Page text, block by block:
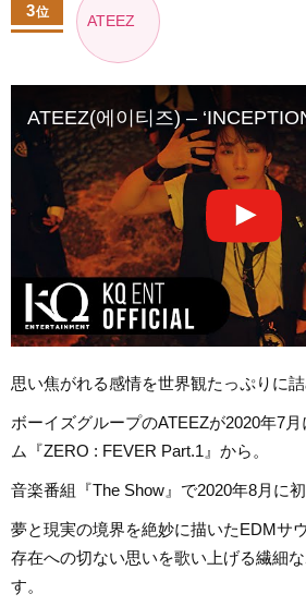
ATEEZ
3位
ATEEZ(에이티즈) –
思い焦がれる感情を世界観たっぷりに詰
ボーイズグループのATEEZが2020年7
ム『ZERO : FEVER Part.1』から。
音楽番組『The Show』で2020年8月に初
夢と現実の境界を絶妙に描いたEDMサ
存在への切ない思いを歌い上げる繊細
す。